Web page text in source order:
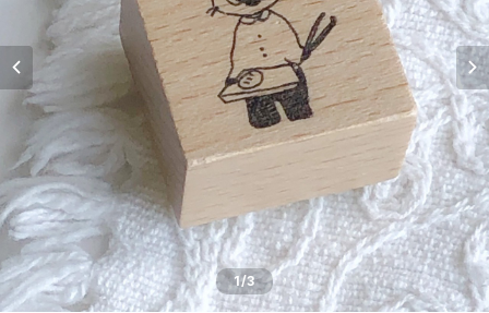
1/3